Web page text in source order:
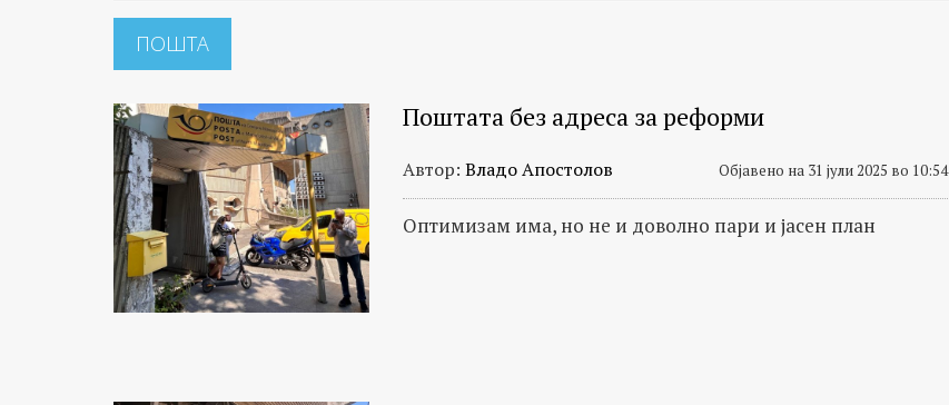
ПОШТА
Поштата без адреса за реформи
Автор: Владо Апостолов Објавено на 31 јули 2025 во 10:54
Оптимизам има, но не и доволно пари и јасен план